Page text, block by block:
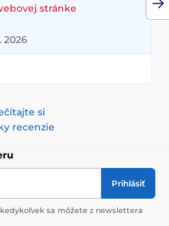
stránke
2026
si
recenzie
Prihlásiť
sa môžete z newslettera